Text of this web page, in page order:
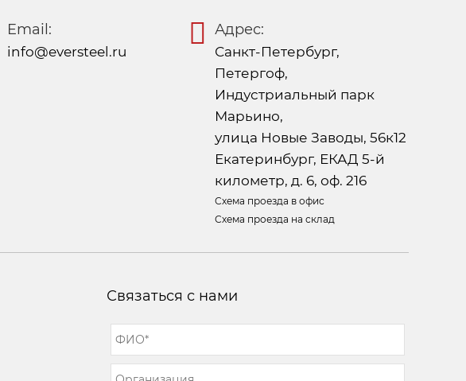
Email:
info@eversteel.ru
Адрес:
Санкт-Петербург,
Петергоф,
Индустриальный парк
Марьино,
улица Новые Заводы, 56к12
Екатеринбург, ЕКАД 5-й
километр, д. 6, оф. 216
Схема проезда в офис
Схема проезда на склад
Связаться с нами